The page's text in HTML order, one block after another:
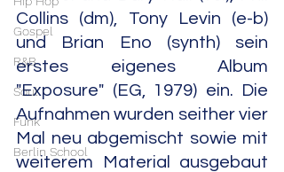
Gospel
R&B
Soul
Funk
Berlin School
Collins (dm), Tony Levin (e-b)
und Brian Eno (synth) sein
erstes eigenes Album
"Exposure" (EG, 1979) ein. Die
Aufnahmen wurden seither vier
Mal neu abgemischt sowie mit
weiterem Material ausgebaut